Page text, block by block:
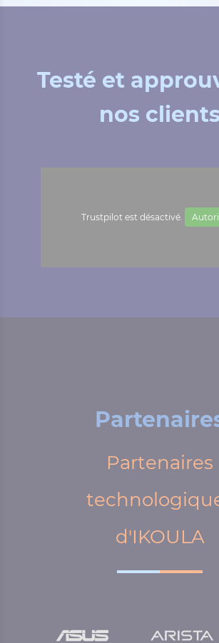
Testé et
nos clients
Trustpilot est désactivé.
Partenaires
d'IKOULA